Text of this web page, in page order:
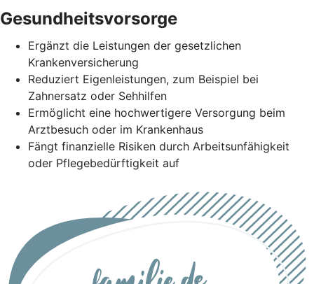
Gesundheitsvorsorge
Ergänzt die Leistungen der gesetzlichen
Krankenversicherung
Reduziert Eigenleistungen, zum Beispiel bei
Zahnersatz oder Sehhilfen
Ermöglicht eine hochwertigere Versorgung beim
Arztbesuch oder im Krankenhaus
Fängt finanzielle Risiken durch Arbeitsunfähigkeit
oder Pflegebedürftigkeit auf